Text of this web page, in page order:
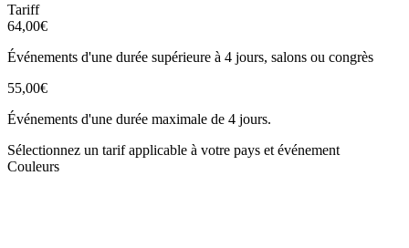
Tariff
64,00€
Événements d'une durée supérieure à 4 jours, salons ou congrès
55,00€
Événements d'une durée maximale de 4 jours.
Sélectionnez un tarif applicable à votre pays et événement
Couleurs